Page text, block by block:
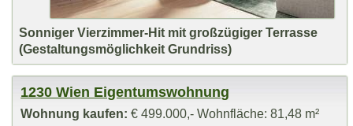
Sonniger Vierzimmer-Hit mit großzügiger Terrasse
(Gestaltungsmöglichkeit Grundriss)
1230 Wien Eigentumswohnung
Wohnung kaufen: € 499.000,- Wohnfläche: 81,48 m²